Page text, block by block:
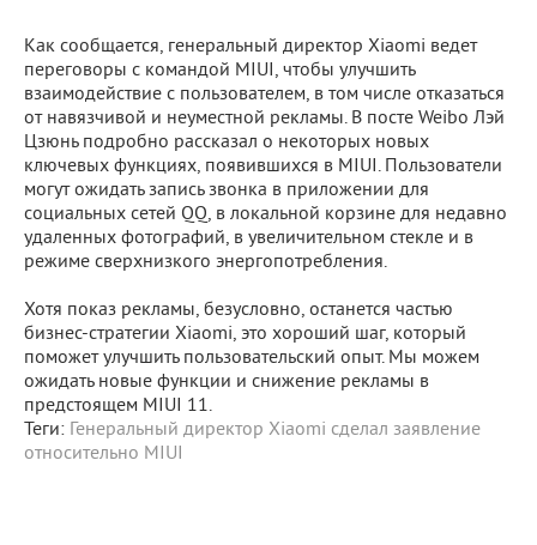
Как сообщается, генеральный директор Xiaomi ведет
переговоры с командой MIUI, чтобы улучшить
взаимодействие с пользователем, в том числе отказаться
от навязчивой и неуместной рекламы. В посте Weibo Лэй
Цзюнь подробно рассказал о некоторых новых
ключевых функциях, появившихся в MIUI. Пользователи
могут ожидать запись звонка в приложении для
социальных сетей QQ, в локальной корзине для недавно
удаленных фотографий, в увеличительном стекле и в
режиме сверхнизкого энергопотребления.
Хотя показ рекламы, безусловно, останется частью
бизнес-стратегии Xiaomi, это хороший шаг, который
поможет улучшить пользовательский опыт. Мы можем
ожидать новые функции и снижение рекламы в
предстоящем MIUI 11.
Теги: Генеральный директор Xiaomi сделал заявление
относительно MIUI